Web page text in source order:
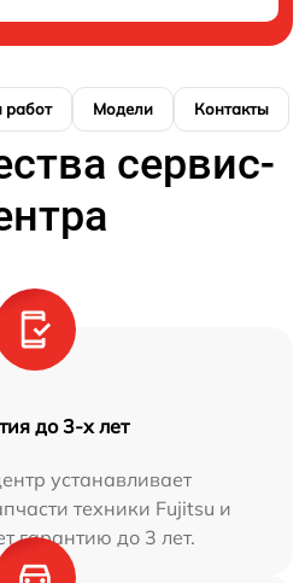
работ Модели Контакты
сервис-
до 3-х лет
устанавливает
техники Fujitsu и
гарантию до 3 лет.